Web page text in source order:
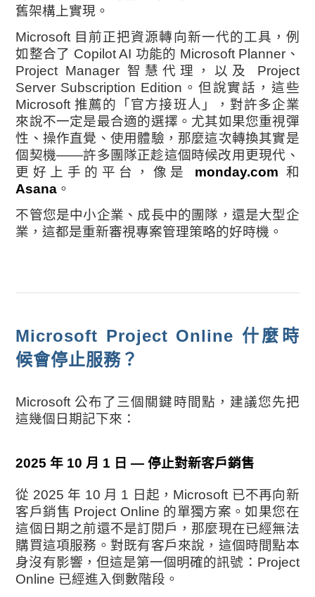
舊架構上實現。
Microsoft 目前正把資源轉向新一代的工具，例
如整合了 Copilot AI 功能的 Microsoft Planner、
Project Manager 智慧代理，以及 Project
Server Subscription Edition。但說實話，這些
Microsoft 推薦的「官方接班人」，對許多企業
來說不一定是最合適的選擇。尤其如果您重視彈
性、操作直覺、使用體驗，那麼這次轉換其實是
個契機——許多團隊正趁這個時候改用更現代、
更好上手的平台，像是 monday.com 和
Asana 。
不管您是中小企業、成長中的團隊，還是大型企
業，這都是重新審視專案管理策略的好時機。
Microsoft Project Online 什麼時
候會停止服務？
Microsoft 公布了三個關鍵時間點，建議您先把
這幾個日期記下來：
2025 年 10 月 1 日 — 停止對新客戶銷售
從 2025 年 10 月 1 日起，Microsoft 已不再向新
客戶銷售 Project Online 的單獨方案。如果您在
這個日期之前還不是訂閱戶，那麼現在已經無法
購買這項服務。對既有客戶來說，這個時間點本
身沒有影響，但這是第一個明確的訊號：Project
Online 已經進入倒數階段。